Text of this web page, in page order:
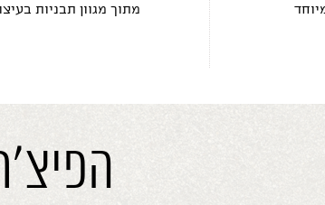
מתוך מגוון תבניות